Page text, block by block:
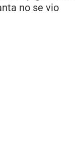
no se vio